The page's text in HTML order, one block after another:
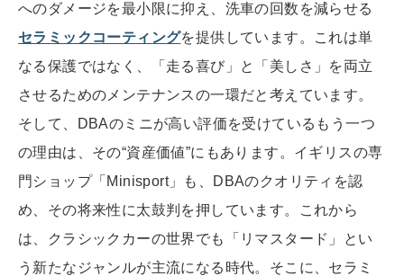
へのダメージを最小限に抑え、洗車の回数を減らせる
セラミックコーティングを提供しています。これは単
なる保護ではなく、「走る喜び」と「美しさ」を両立
させるためのメンテナンスの一環だと考えています。
そして、DBAのミニが高い評価を受けているもう一つ
の理由は、その“資産価値”にもあります。イギリスの専
門ショップ「Minisport」も、DBAのクオリティを認
め、その将来性に太鼓判を押しています。これから
は、クラシックカーの世界でも「リマスタード」とい
う新たなジャンルが主流になる時代。そこに、セラミ